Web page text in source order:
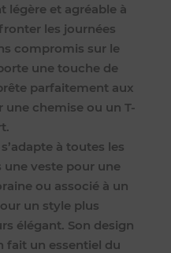
légère et agréable à
les journées
compromis sur le
une touche de
parfaitement aux
chemise ou un T-
à toutes les
une veste pour une
ou associé à un
un style plus
élégant. Son design
fait un essentiel du